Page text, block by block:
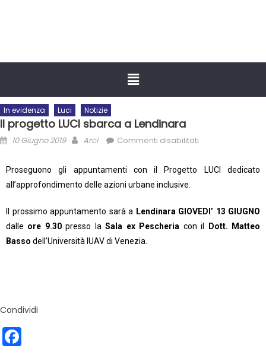
In evidenza Luci Notizie
Il progetto LUCI sbarca a Lendinara
10 Giugno 2019 Arci Commenti disabilitati
Proseguono gli appuntamenti con il Progetto LUCI dedicato
all’approfondimento delle azioni urbane inclusive.
Il prossimo appuntamento sarà a Lendinara GIOVEDI’ 13 GIUGNO
dalle ore 9.30presso laSala ex Pescheria con il
Dott. Matteo
Basso dell’Università IUAV di Venezia.
Condividi